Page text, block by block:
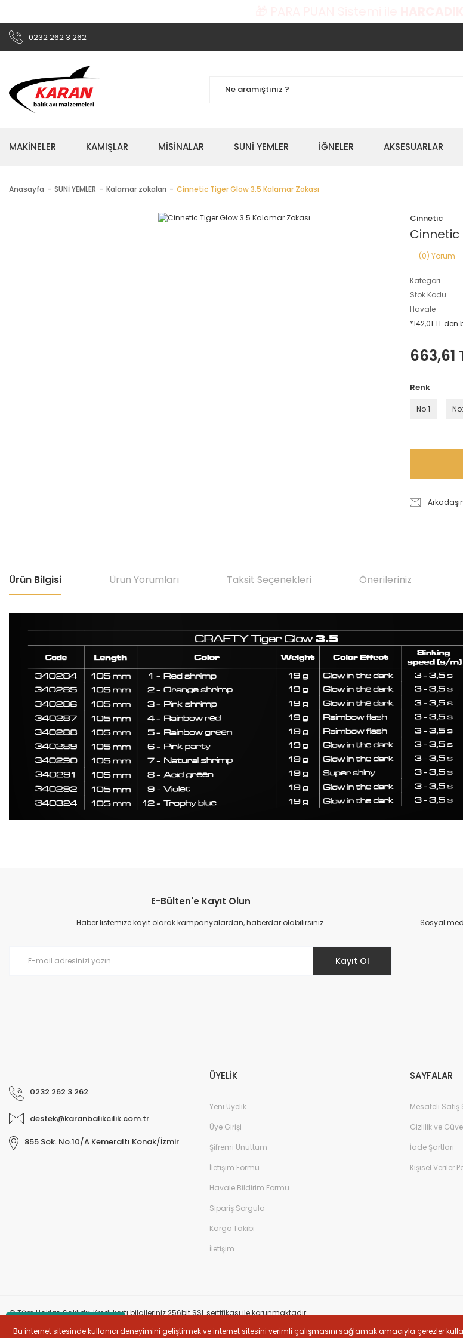
Bu internet sitesinde kullanıcı deneyimini geliştirmek ve internet sitesini verimli çalışmasını sağlamak amacıyla çerezler
Whatsapp İletişim
0232 262 3 262
MAKİNELER KAMIŞLAR MİSİNALAR SUNİ YEMLER İĞNELER AKSESUARLAR
Anasayfa SUNİ YEMLER Kalamar zokaları Cinnetic Tiger Glow 3.5 Kalamar Zokası
Cinnetic
Cinnetic
(0) Yorum -
Kategori
Stok Kodu
Havale
*142,01 TL
663,61
Renk
No:1
Ürün Bilgisi Ürün Yorumları Taksit Seçenekleri Önerileriniz
Ürün resmi kalitesiz, bozuk veya görüntülenemiyor.
Ürün açıklamasında eksik bilgiler bulunuyor.
E-Bülten'e Kayıt Olun
Haber listemize kayıt olarak kampanyalardan, haberdar olabilirsiniz.
Kayıt Ol
Sosyal
0232 262 3 262
destek@karanbalikcilik.com.tr
855 Sok. No.10/A Kemeraltı Konak/İzmir
ÜYELİK
Yeni Üyelik
Üye Girişi
Şifremi Unuttum
İletişim Formu
Havale Bildirim Formu
Sipariş Sorgula
Kargo Takibi
İletişim
SAYFALAR
Mesafeli Satış
Gizlilik ve
İade Şartları
Kişisel Veriler
© Tüm Hakları Saklıdır. Kredi kartı bilgileriniz 256bit SSL sertifikası ile korunmaktadır.